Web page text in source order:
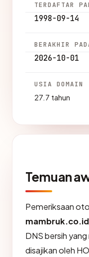
TERDAFTAR
1998-09-14
BERAKHIR
2026-10-01
USIA DOMAIN
27.7 tahun
Temuan
Pemeriksaan
mambruk.co.id
DNS bersih
disajikan oleh